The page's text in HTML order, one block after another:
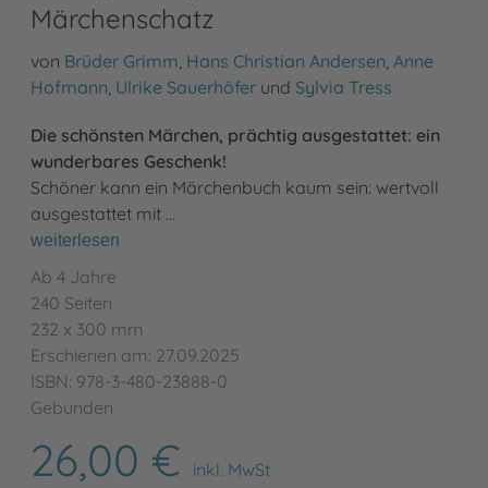
Märchenschatz
von Brüder Grimm Hans Christian Andersen Anne
Hofmann Ulrike Sauerhöfer und Sylvia Tress
Die schönsten Märchen, prächtig ausgestattet: ein
wunderbares Geschenk!
Schöner kann ein Märchenbuch kaum sein: wertvoll
ausgestattet mit …
weiterlesen
Ab 4 Jahre
240 Seiten
232 x 300 mm
Erschienen am: 27.09.2025
ISBN: 978-3-480-23888-0
Gebunden
26,00 €
inkl. MwSt